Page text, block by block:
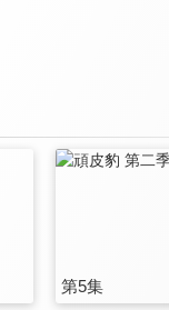
第5集